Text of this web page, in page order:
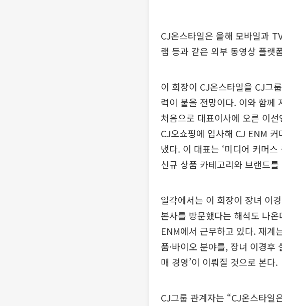
CJ온스타일은 올해 모바일과
램 등과 같은 외부 동영상 플랫
이 회장이 CJ온스타일을 CJ그
력이 붙을 전망이다. 이와 함께
처음으로 대표이사에 오른 이
CJ오쇼핑에 입사해 CJ ENM
냈다. 이 대표는 ‘미디어 커머
신규 상품 카테고리와 브랜드
일각에서는 이 회장이 장녀 이
본사를 방문했다는 해석도 나
ENM에서 근무하고 있다. 재계
품·바이오 분야를, 장녀 이경후
매 경영’이 이뤄질 것으로 본다.
CJ그룹 관계자는 “CJ온스타일